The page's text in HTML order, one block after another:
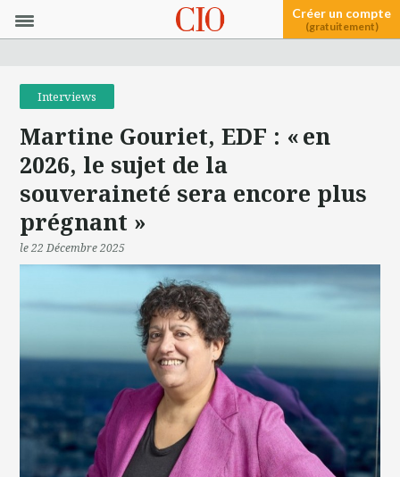
Créer un compte
(gratuitement)
Interviews
Martine Gouriet, EDF : « en
2026, le sujet de la
souveraineté sera encore plus
prégnant »
le 22 Décembre 2025